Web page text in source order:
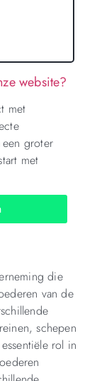
die
van de
schepen
rol in
website?
met
groter
met